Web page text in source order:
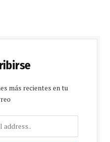
más recientes en tu